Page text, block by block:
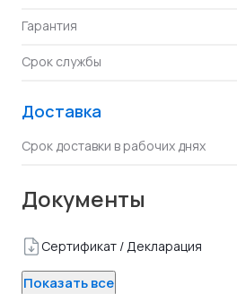
Гарантия
Срок службы
Доставка
Срок доставки в рабочих днях
Документы
Сертификат / Декларация
Показать все